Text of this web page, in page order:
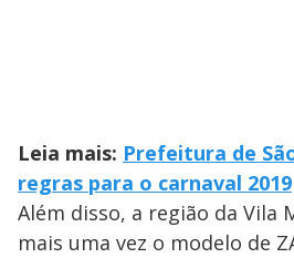
Leia mais: Prefeitura de
regras para o carnaval 2019
Além disso, a região da Vila
mais uma vez o modelo de